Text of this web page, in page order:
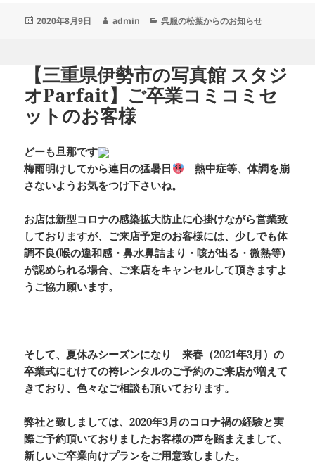
投
2020年8月9日
作
admin
カ
ー
呉服の松葉からのお知らせ
【三重県伊勢市の写真館 スタジ
オParfait】ご卒業コミコミセ
ットのお客様
どーも旦那です
梅雨明けしてから連日の猛暑日
熱中症等、体調を崩
さないようお気をつけ下さいね。
お店は新型コロナの感染拡大防止に心掛けながら営業致
しておりますが、ご来店予定のお客様には、少しでも体
調不良(喉の違和感・鼻水鼻詰まり・咳が出る・微熱等)
が認められる場合、ご来店をキャンセルして頂きますよ
うご協力願います。
そして、夏休みシーズンになり 来春（2021年3月）の
卒業式にむけての袴レンタルのご予約のご来店が増えて
きており、色々なご相談も頂いております。
弊社と致しましては、2020年3月のコロナ禍の経験と実
際ご予約頂いておりましたお客様の声を踏まえまして、
新しいご卒業向けプランをご用意致しました。